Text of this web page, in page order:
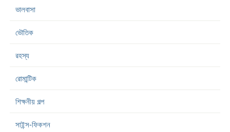
ভালবাসা
ভৌতিক
রহস্য
রোমান্টিক
শিক্ষনীয় গল্প
সাইন্স-ফিকশন